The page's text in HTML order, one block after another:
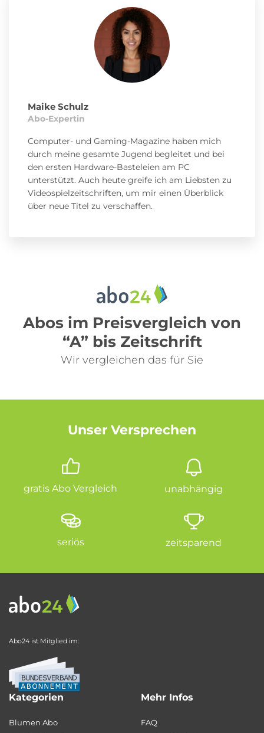
Maike Schulz
Abo-Expertin
Computer- und Gaming-Magazine haben mich
durch meine gesamte Jugend begleitet und bei
den ersten Hardware-Basteleien am PC
unterstützt. Auch heute greife ich am Liebsten zu
Videospielzeitschriften, um mir einen Überblick
über neue Titel zu verschaffen.
Abos im Preisvergleich von
“A” bis Zeitschrift
Wir vergleichen das für Sie
Unser Versprechen
gratis Abo Vergleich unabhängig
seriös zeitsparend
Abo24 ist Mitglied im:
Kategorien
Blumen Abo
Mehr Infos
FAQ